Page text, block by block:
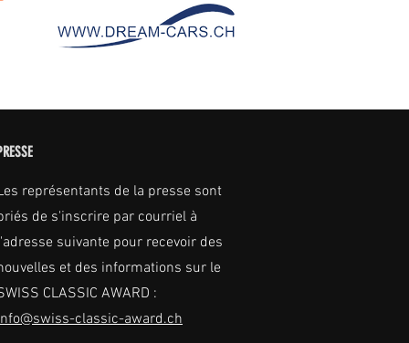
représentants de la presse sont
de s'inscrire par courriel à
suivante pour recevoir des
et des informations sur le
CLASSIC AWARD :
classic-award.ch